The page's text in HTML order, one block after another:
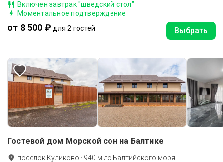
Включен завтрак "шведский стол"
Моментальное подтверждение
от 8 500 ₽ для 2 гостей Выбрать
Гостевой дом Морской сон на Балтике
поселок Куликово · 940 м до Балтийского моря